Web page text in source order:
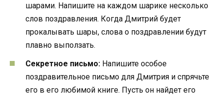
шарами. Напишите на каждом шарике несколько
слов поздравления. Когда Дмитрий будет
прокалывать шары, слова о поздравлении будут
плавно выползать.
Секретное письмо: Напишите особое
поздравительное письмо для Дмитрия и спрячьте
его в его любимой книге. Пусть он найдет его